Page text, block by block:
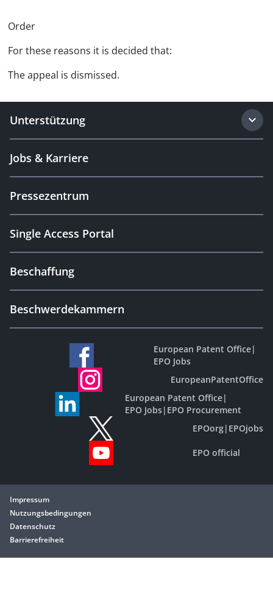
Order
For these reasons it is decided that:
The appeal is dismissed.
Unterstützung
Jobs & Karriere
Pressezentrum
Single Access Portal
Beschaffung
Beschwerdekammern
European Patent Office|
EPO Jobs
EuropeanPatentOffice
European Patent Office|
EPO Jobs| EPO Procurement
EPOorg| EPOjobs
EPO official
Impressum
Nutzungsbedingungen
Datenschutz
Barrierefreiheit